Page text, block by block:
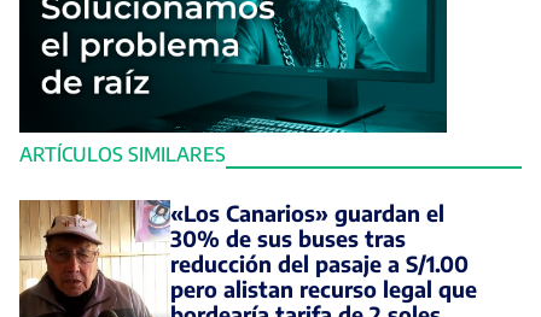
ARTÍCULOS SIMILARES
«Los Canarios» guardan el
30% de sus buses tras
reducción del pasaje a S/1.00
pero alistan recurso legal que